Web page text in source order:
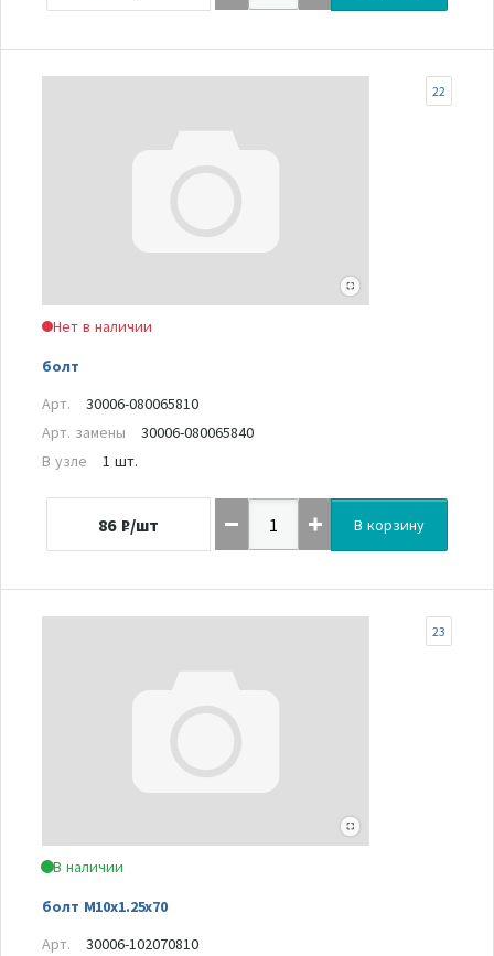
Нет в наличии
болт
22
Арт.
30006-080065810
Арт. замены
30006-080065840
В узле
1 шт.
86 ₽/шт В корзину
В наличии
болт M10x1.25x70
23
Арт.
30006-102070810